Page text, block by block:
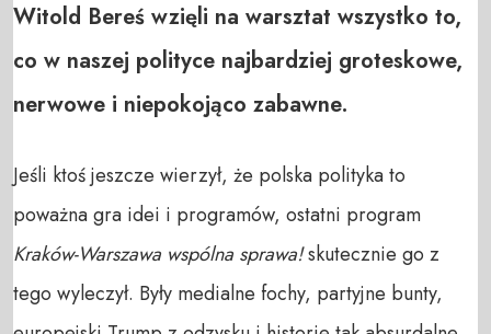
Witold Bereś wzięli na warsztat wszystko to,
co w naszej polityce najbardziej groteskowe,
nerwowe i niepokojąco zabawne.
Jeśli ktoś jeszcze wierzył, że polska polityka to
poważna gra idei i programów, ostatni program
Kraków-Warszawa wspólna sprawa!skutecznie go z
tego wyleczył. Były medialne fochy, partyjne bunty,